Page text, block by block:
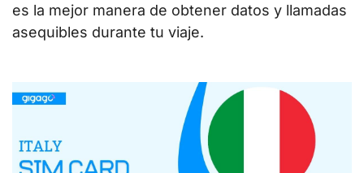
es la mejor manera de obtener datos y llamadas
asequibles durante tu viaje.